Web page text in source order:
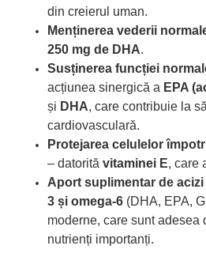
din creierul uman.
Menținerea vederii
250 mg de DHA.
Susținerea funcției
acțiunea sinergică a EPA
și DHA, care contribuie la
cardiovasculară.
Protejarea celulelor
– datorită vitaminei E, care
Aport suplimentar de
3 și omega-6 (DHA, EPA,
moderne, care sunt adesea
nutrienți importanți.